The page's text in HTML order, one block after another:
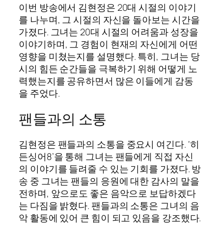
이번 방송에서 김현정은 20대 시절의 이야기
를 나누며, 그 시절의 자신을 돌아보는 시간을
가졌다. 그녀는 20대 시절의 어려움과 성장을
이야기하며, 그 경험이 현재의 자신에게 어떤
영향을 미쳤는지를 설명했다. 특히, 그녀는 당
시의 힘든 순간들을 극복하기 위해 어떻게 노
력했는지를 공유하면서 많은 이들에게 감동
을 주었다.
팬들과의 소통
김현정은 팬들과의 소통을 중요시 여긴다. ‘히
든싱어8’을 통해 그녀는 팬들에게 직접 자신
의 이야기를 들려줄 수 있는 기회를 가졌다. 방
송 중 그녀는 팬들의 응원에 대한 감사의 말을
전하며, 앞으로도 좋은 음악으로 보답하겠다
는 다짐을 밝혔다. 팬들과의 소통은 그녀의 음
악 활동에 있어 큰 힘이 되고 있음을 강조했다.